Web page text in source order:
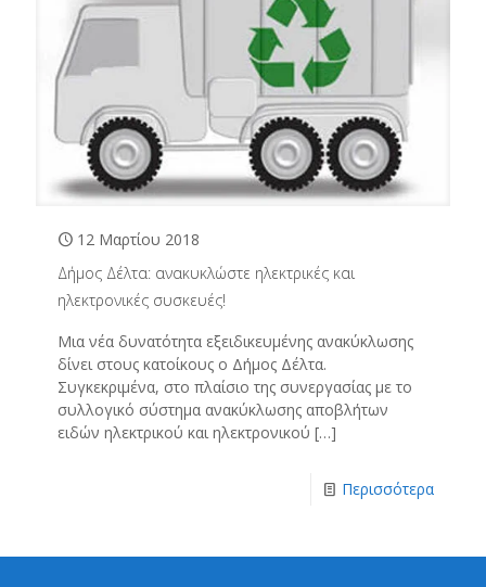
12 Μαρτίου 2018
Δήμος Δέλτα: ανακυκλώστε ηλεκτρικές και
ηλεκτρονικές συσκευές!
Μια νέα δυνατότητα εξειδικευμένης ανακύκλωσης
δίνει στους κατοίκους ο Δήμος Δέλτα.
Συγκεκριμένα, στο πλαίσιο της συνεργασίας με τo
συλλογικό σύστημα ανακύκλωσης αποβλήτων
ειδών ηλεκτρικού και ηλεκτρονικού […]
Περισσότερα